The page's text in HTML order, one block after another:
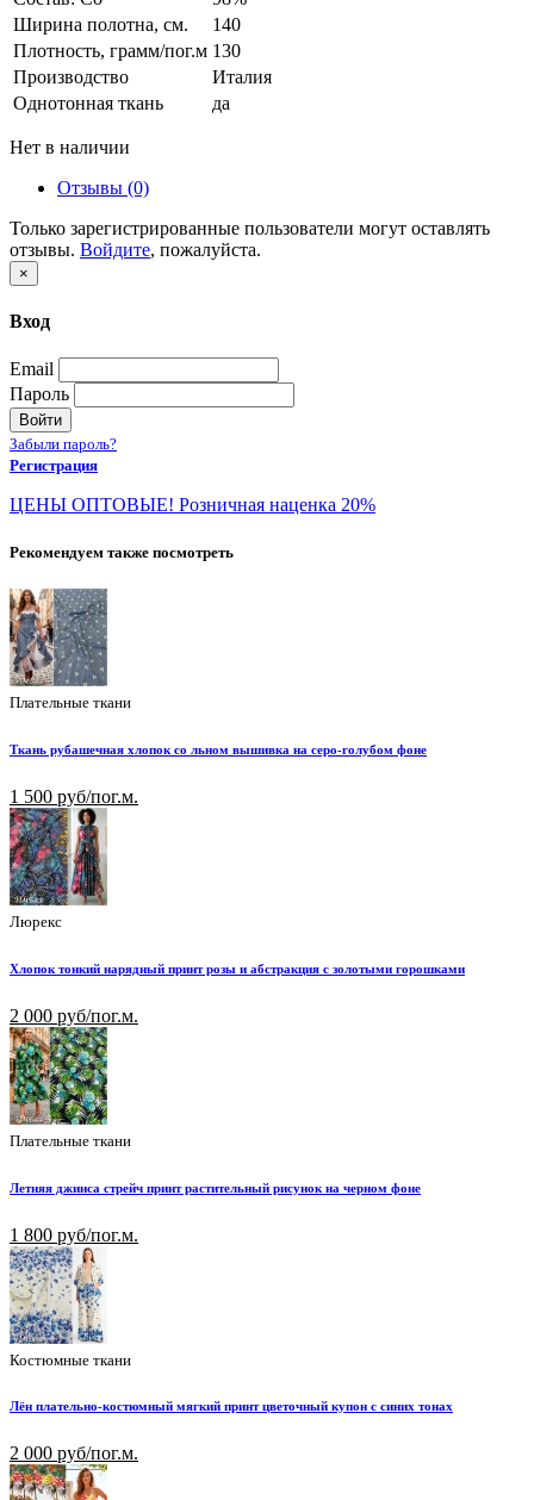
Ширина полотна, см.
140
Плотность, грамм/пог.м 130
Производство
Италия
Однотонная ткань
да
Нет в наличии
Отзывы (0)
Только зарегистрированные пользователи могут оставлять
отзывы. Войдите, пожалуйста.
×
Вход
Email
Пароль
Войти
Забыли пароль?
Регистрация
ЦЕНЫ ОПТОВЫЕ! Розничная наценка 20%
Рекомендуем также посмотреть
Плательные ткани
Ткань рубашечная хлопок со льном вышивка на серо-голубом фоне
1 500 руб/пог.м.
Люрекс
Хлопок тонкий нарядный принт розы и абстракция с золотыми горошками
2 000 руб/пог.м.
Плательные ткани
Летняя джинса стрейч принт растительный рисунок на черном фоне
1 800 руб/пог.м.
Костюмные ткани
Лён плательно-костюмный мягкий принт цветочный купон с синих тонах
2 000 руб/пог.м.